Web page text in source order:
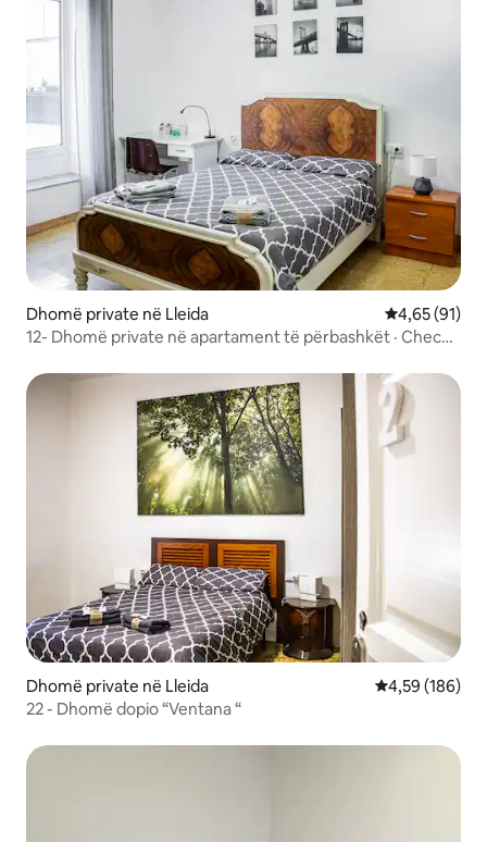
Dhomë private në Lleida Vlerësimi
4,65 (91)
12- Dhomë private në apartament të përbashkët · Check-
Dhomë private në Lleida Vlerësimi
4,59 (186)
22 - Dhomë dopio “Ventana “